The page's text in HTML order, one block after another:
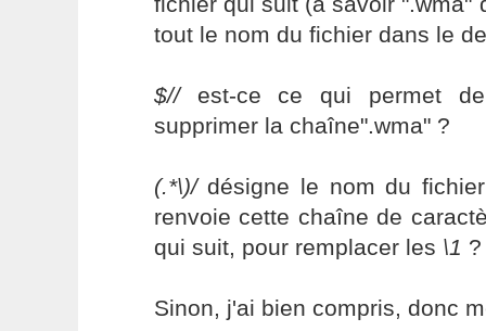
tout le nom du fichier dans le
$//est-ce ce qui permet
supprimer la chaîne".wma" ?
(.*\)/désigne le nom du
renvoie cette chaîne de
qui suit, pour remplacer les \1 ?
Sinon, j'ai bien compris, donc